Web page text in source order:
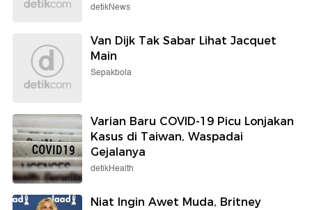
detikNews
Van Dijk Tak Sabar Lihat Jacquet
Main
Sepakbola
Varian Baru COVID-19 Picu Lonjakan
Kasus di Taiwan, Waspadai
Gejalanya
detikHealth
Niat Ingin Awet Muda, Britney